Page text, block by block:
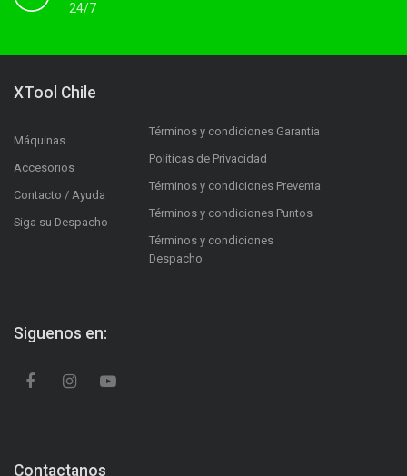
24/7
XTool Chile
Máquinas
Accesorios
Contacto / Ayuda
Siga su Despacho
Términos y condiciones Garantia
Políticas de Privacidad
Términos y condiciones Preventa
Términos y condiciones Puntos
Términos y condiciones
Despacho
Siguenos en:
Contactanos